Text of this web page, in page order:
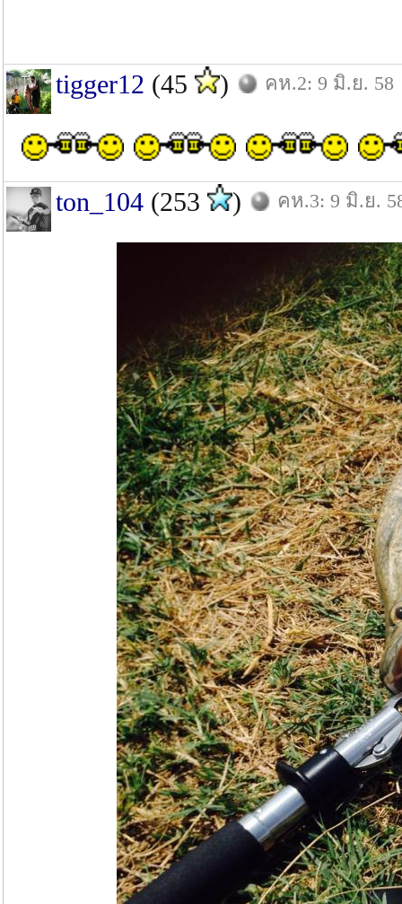
tigger12 (45 ) คห.2: 9 มิ.ย. 58
ton_104 (253 ) คห.3: 9 มิ.ย.